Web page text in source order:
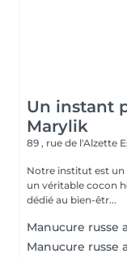
Un instant
Marylik
89 , rue de l'Alzette
Notre institut est
un véritable cocon
dédié au bien-êtr...
Manucure russe
Manucure russe